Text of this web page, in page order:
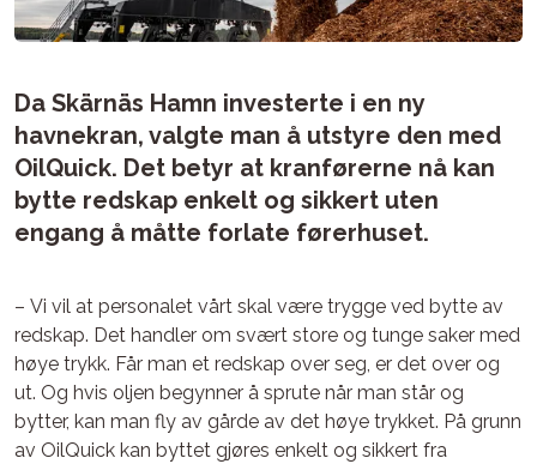
Da Skärnäs Hamn investerte i en ny
havnekran, valgte man å utstyre den med
OilQuick. Det betyr at kranførerne nå kan
bytte redskap enkelt og sikkert uten
engang å måtte forlate førerhuset.
– Vi vil at personalet vårt skal være trygge ved bytte av
redskap. Det handler om svært store og tunge saker med
høye trykk. Får man et redskap over seg, er det over og
ut. Og hvis oljen begynner å sprute når man står og
bytter, kan man fly av gårde av det høye trykket. På grunn
av OilQuick kan byttet gjøres enkelt og sikkert fra